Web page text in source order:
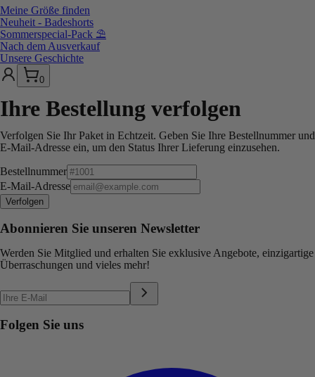
Meine Größe finden
Neuheit - Badeshorts
Sommerspecial-Pack ⛱️
Nach dem Ausverkauf
Unsere Geschichte
0
Ihre Bestellung verfolgen
Verfolgen Sie Ihr Paket in Echtzeit. Geben Sie Ihre Bestellnummer und
E-Mail-Adresse ein, um den Status Ihrer Lieferung einzusehen.
Bestellnummer
E-Mail-Adresse
Verfolgen
Abonnieren Sie unseren Newsletter
Werden Sie Mitglied und erhalten Sie exklusive Angebote, einzigartige
Überraschungen und vieles mehr!
Folgen Sie uns